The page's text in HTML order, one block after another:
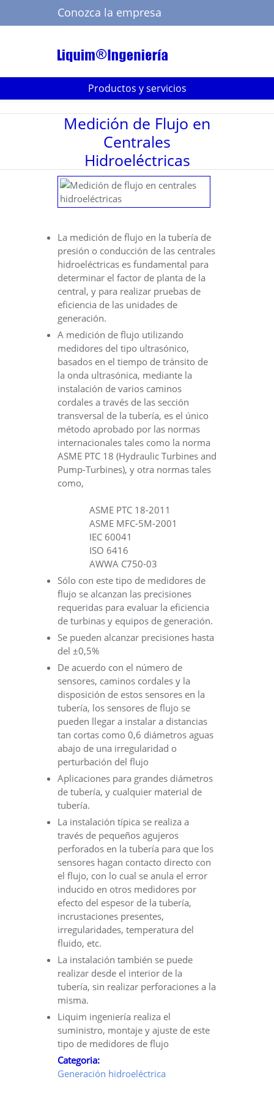
Conozca la empresa
Productos y servicios
Medición de Flujo en
Centrales
Hidroeléctricas
La medición de flujo en la tubería de
presión o conducción de las centrales
hidroeléctricas es fundamental para
determinar el factor de planta de la
central, y para realizar pruebas de
eficiencia de las unidades de
generación.
A medición de flujo utilizando
medidores del tipo ultrasónico,
basados en el tiempo de tránsito de
la onda ultrasónica, mediante la
instalación de varios caminos
cordales a través de las sección
transversal de la tubería, es el único
método aprobado por las normas
internacionales tales como la norma
ASME PTC 18 (Hydraulic Turbines and
Pump-Turbines), y otra normas tales
como,
ASME PTC 18-2011
ASME MFC-5M-2001
IEC 60041
ISO 6416
AWWA C750-03
Sólo con este tipo de medidores de
flujo se alcanzan las precisiones
requeridas para evaluar la eficiencia
de turbinas y equipos de generación.
Se pueden alcanzar precisiones hasta
del ±0,5%
De acuerdo con el número de
sensores, caminos cordales y la
disposición de estos sensores en la
tubería, los sensores de flujo se
pueden llegar a instalar a distancias
tan cortas como 0,6 diámetros aguas
abajo de una irregularidad o
perturbación del flujo
Aplicaciones para grandes diámetros
de tubería, y cualquier material de
tubería.
La instalación típica se realiza a
través de pequeños agujeros
perforados en la tubería para que los
sensores hagan contacto directo con
el flujo, con lo cual se anula el error
inducido en otros medidores por
efecto del espesor de la tubería,
incrustaciones presentes,
irregularidades, temperatura del
fluido, etc.
La instalación también se puede
realizar desde el interior de la
tubería, sin realizar perforaciones a la
misma.
Liquim ingeniería realiza el
suministro, montaje y ajuste de este
tipo de medidores de flujo
Categoria:
Generación hidroeléctrica